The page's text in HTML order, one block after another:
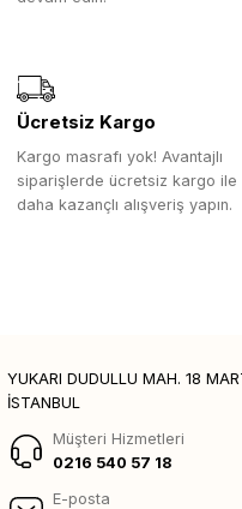
Ücretsiz Kargo
Kargo masrafı yok! Avantajlı
siparişlerde ücretsiz kargo ile
daha kazançlı alışveriş yapın.
YUKARI DUDULLU MAH. 18
İSTANBUL
Müşteri Hizmetleri
0216 540 57 18
E-posta